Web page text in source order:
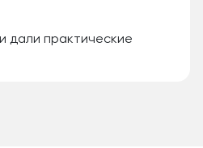
дали практические